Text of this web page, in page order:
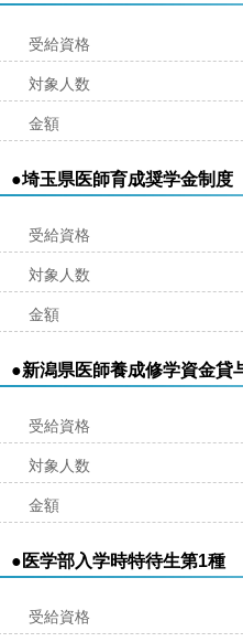
受給資格
対象人数
金額
●埼玉県医師育成奨学金制度
受給資格
対象人数
金額
●新潟県医師養成修学資金貸
受給資格
対象人数
金額
●医学部入学時特待生第1種
受給資格